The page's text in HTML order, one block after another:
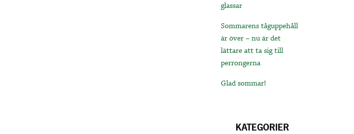
glassar
Sommarens tåguppehåll
är över – nu är det
lättare att ta sig till
perrongerna
Glad sommar!
KATEGORIER